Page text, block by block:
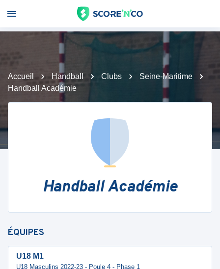
Accueil Handball Clubs
Seine-Maritime
Handball Académie
Handball Académie
ÉQUIPES
U18 M1
U18 Masculins 2022-23 - Poule 4 - Phase 1